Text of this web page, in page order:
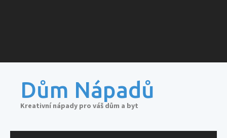
Dům Nápadů
Kreativní nápady pro váš dům a byt